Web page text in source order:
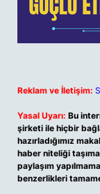
Reklam ve İletişim:
Yasal Uyarı: Bu
şirketi ile hiçbir
hazırladığımız
haber niteliği
paylaşım
benzerlikleri